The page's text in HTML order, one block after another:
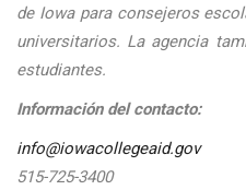
de Iowa para consejeros
universitarios. La agencia
estudiantes.
Información del contacto:
info@iowacollegeaid.gov
515-725-3400